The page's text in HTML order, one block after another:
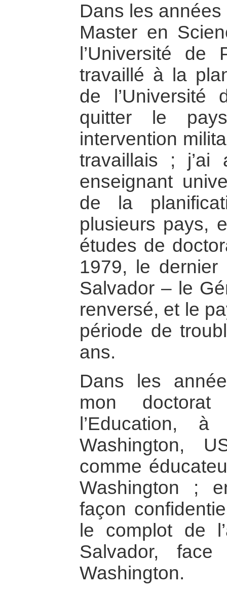
Dans les années
Master en
l’Université de
travaillé à la
de l’Université
quitter le
intervention
travaillais ; j’ai
enseignant
de la
plusieurs pays,
études de
1979, le dernier
Salvador – le
renversé, et le
période de
ans.
Dans les
mon
l’Education, à
Washington,
comme
Washington ;
façon
le complot de
Salvador,
Washington.